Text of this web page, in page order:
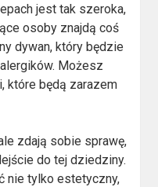
jest tak szeroka,
osoby znajdą coś
dywan, który będzie
Możesz
które będą zarazem
zdają sobie sprawę,
do tej dziedziny.
nie tylko estetyczny,